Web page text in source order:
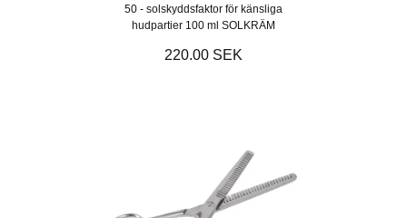
50 - solskyddsfaktor för känsliga
hudpartier 100 ml SOLKRÄM
220.00 SEK